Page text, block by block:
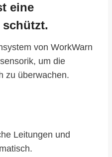
eine
von WorkWarn
um die
zu überwachen.
Leitungen und